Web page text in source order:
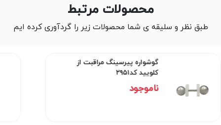
محصولات مرتبط
طبق نظر و سلیقه ی شما محصولات زیر را گردآوری کرده ایم
گوشواره پیرسینگ مراقبت از
کلویید کد۲۹۵۱
ناموجود